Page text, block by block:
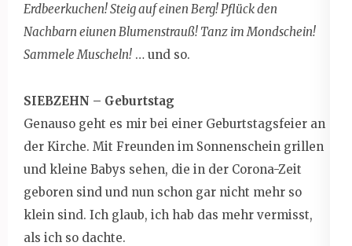
Erdbeerkuchen! Steig auf einen Berg! Pflück den
Nachbarn eiunen Blumenstrauß! Tanz im Mondschein!
Sammele Muscheln! … und so.
SIEBZEHN – Geburtstag
Genauso geht es mir bei einer Geburtstagsfeier an
der Kirche. Mit Freunden im Sonnenschein grillen
und kleine Babys sehen, die in der Corona-Zeit
geboren sind und nun schon gar nicht mehr so
klein sind. Ich glaub, ich hab das mehr vermisst,
als ich so dachte.